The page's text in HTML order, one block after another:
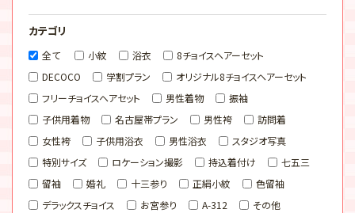
カテゴリ
全て 小紋 浴衣
8チョイスヘアーセット
DECOCO
学割プラン
オリジナル8チョイスヘアーセット
フリーチョイスヘアセット
男性着物
振袖
子供用着物
名古屋帯プラン 男性袴
訪問着
女性袴
子供用浴衣 男性浴衣
スタジオ写真
特別サイズ
ロケーション撮影 持込着付け
七五三
留袖
婚礼 十三参り 正絹小紋
色留袖
デラックスチョイス
お宮参り A-312 その他